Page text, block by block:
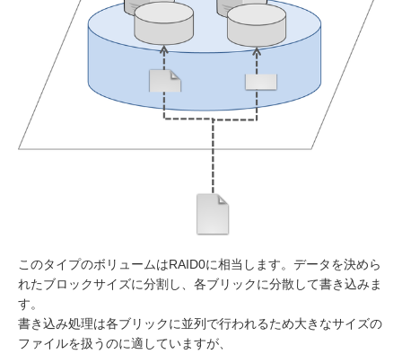
このタイプのボリュームはRAID0に相当します。データを決めら
れたブロックサイズに分割し、各ブリックに分散して書き込みま
す。
書き込み処理は各ブリックに並列で行われるため大きなサイズの
ファイルを扱うのに適していますが、